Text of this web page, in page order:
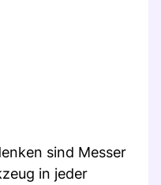
sind Messer
in jeder